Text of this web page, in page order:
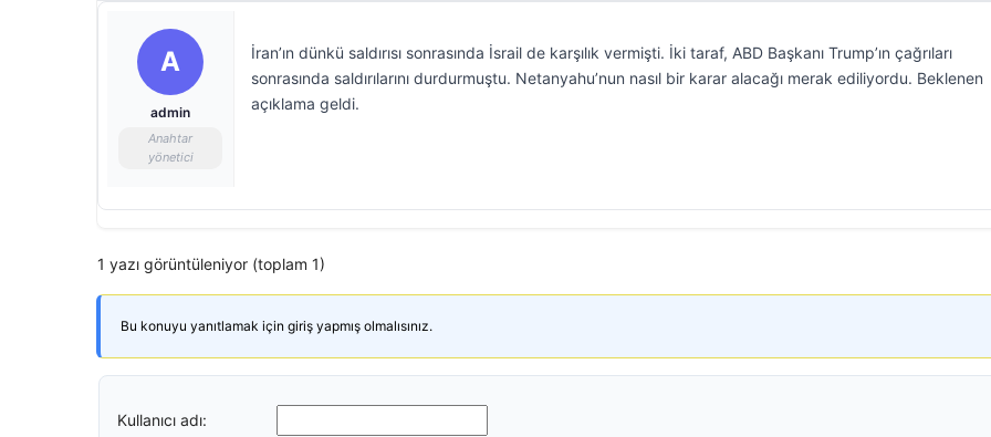
A
admin
Anahtar
yönetici
İran’ın dünkü saldırısı sonrasında İsrail de karşılık vermişti. İki taraf, ABD Başkanı Trump’ın çağrıları
sonrasında saldırılarını durdurmuştu. Netanyahu’nun nasıl bir karar alacağı merak ediliyordu. Beklenen
açıklama geldi.
1 yazı görüntüleniyor (toplam 1)
Bu konuyu yanıtlamak için giriş yapmış olmalısınız.
Kullanıcı adı: